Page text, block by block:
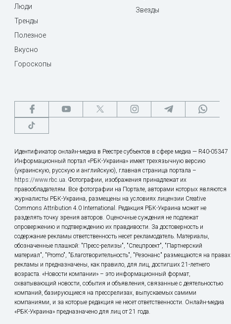
Люди
Тренды
Полезное
Вкусно
Гороскопы
Звезды
Идентификатор онлайн-медиа в Реестре субъектов в сфере медиа — R40-05347
Информационный портал «РБК-Украина» имеет трехязычную версию
(украинскую, русскую и английскую), главная страница портала –
https://www.rbc.ua. Фотографии, изображения принадлежат их
правообладателям. Все фотографии на Портале, авторами которых являются
журналисты РБК-Украина, размещены на условиях лицензии Creative
Commons Attribution 4.0 International. Редакция РБК-Украина может не
разделять точку зрения авторов. Оценочные суждения не подлежат
опровержению и подтверждению их правдивости. За достоверность и
содержание рекламы ответственность несет рекламодатель. Материалы,
обозначенные плашкой: "Пресс-релизы", "Спецпроект", "Партнерский
материал", "Promo", "Благотворительность", "Резонанс" размещаются на правах
рекламы и предназначены, как правило, для лиц, достигших 21-летнего
возраста. «Новости компании» – это информационный формат,
охватывающий новости, события и объявления, связанные с деятельностью
компаний, базирующиеся на прессрелизах, выпускаемых самими
компаниями, и за которые редакция не несет ответственности. Онлайн-медиа
«РБК-Украина» предназначено для лиц от 21 года.